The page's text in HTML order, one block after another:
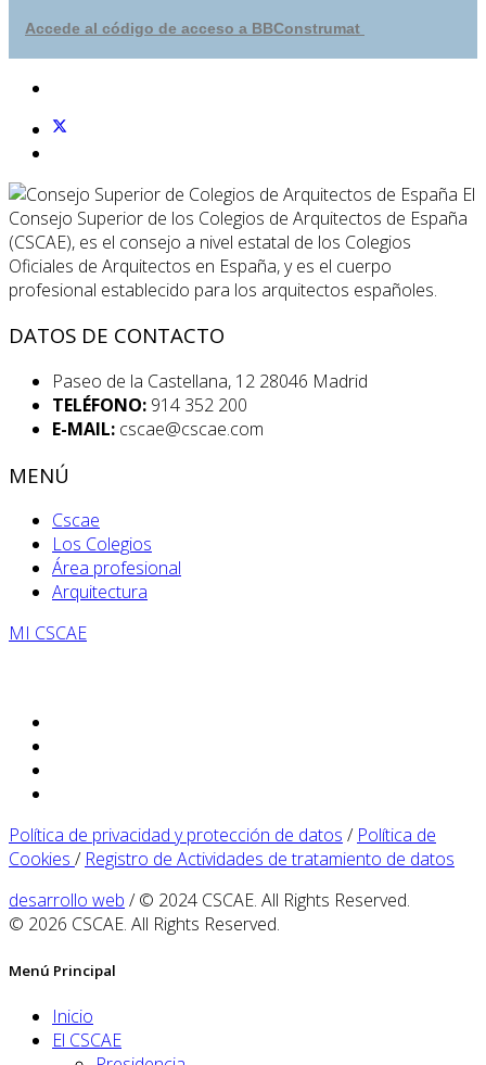
Accede al código de acceso a BBConstrumat
El
Consejo Superior de los Colegios de Arquitectos de España
(CSCAE), es el consejo a nivel estatal de los Colegios
Oficiales de Arquitectos en España, y es el cuerpo
profesional establecido para los arquitectos españoles.
DATOS DE CONTACTO
Paseo de la Castellana, 12 28046 Madrid
TELÉFONO: 914 352 200
E-MAIL: cscae@cscae.com
MENÚ
Cscae
Los Colegios
Área profesional
Arquitectura
MI CSCAE
Política de privacidad y protección de datos / Política de
Cookies / Registro de Actividades de tratamiento de datos
desarrollo web / © 2024 CSCAE. All Rights Reserved.
© 2026 CSCAE. All Rights Reserved.
Menú Principal
Inicio
El CSCAE